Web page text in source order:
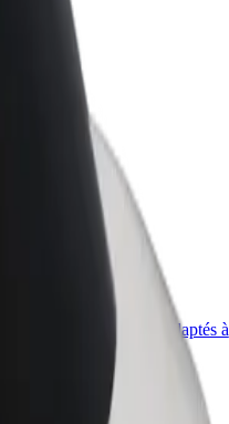
Produits et services Bolt adaptés à